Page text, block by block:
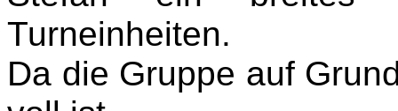
Turneinheiten.
Da die Gruppe auf